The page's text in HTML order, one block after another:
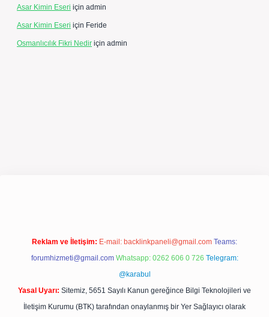
Asar Kimin Eseri için admin
Asar Kimin Eseri için Feride
Osmanlıcılık Fikri Nedir için admin
Reklam ve İletişim: E-mail: backlinkpaneli@gmail.com Teams:
forumhizmeti@gmail.com Whatsapp: 0262 606 0 726 Telegram:
@karabul
Yasal Uyarı: Sitemiz, 5651 Sayılı Kanun gereğince Bilgi Teknolojileri ve
İletişim Kurumu (BTK) tarafından onaylanmış bir Yer Sağlayıcı olarak